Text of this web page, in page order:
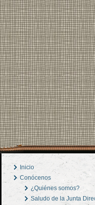
Inicio
Conócenos
¿Quiénes somos?
Saludo de la Junta